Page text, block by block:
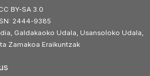
BY-SA 3.0
2444-9385
Galdakaoko Udala, Usansoloko Udala,
Zamakoa Eraikuntzak